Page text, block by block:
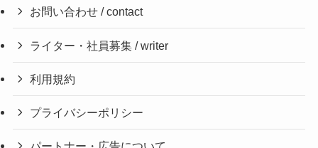
お問い合わせ / contact
ライター・社員募集 / writer
利用規約
プライバシーポリシー